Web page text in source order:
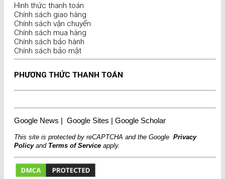
Hình thức thanh toán
Chính sách giao hàng
Chính sách vận chuyển
Chính sách mua hàng
Chính sách bảo hành
Chính sách bảo mật
PHƯƠNG THỨC THANH TOÁN
Google News | Google Sites | Google Scholar
This site is protected by reCAPTCHA and the Google Privacy
PolicyandTerms of Service apply.